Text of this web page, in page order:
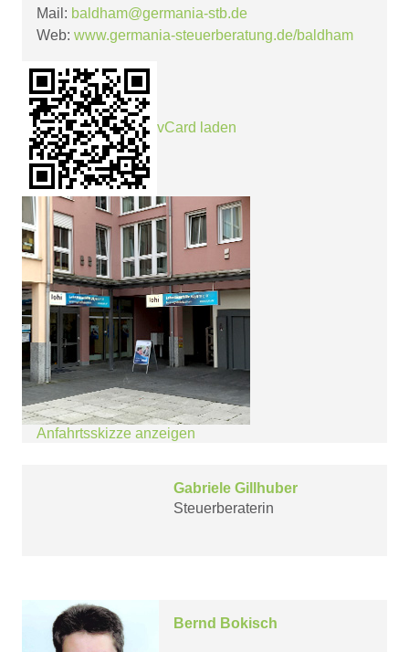
Mail: baldham@germania-stb.de
Web: www.germania-steuerberatung.de/baldham
vCard laden
Anfahrtsskizze anzeigen
Gabriele Gillhuber
Steuerberaterin
Bernd Bokisch